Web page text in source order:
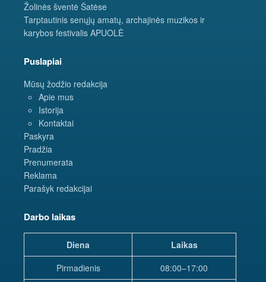
Žolinės šventė Šatėse
Tarptautinis senųjų amatų, archajinės muzikos ir
karybos festivalis APUOLĖ
Puslapiai
Mūsų žodžio redakcija
Apie mus
Istorija
Kontaktai
Paskyra
Pradžia
Prenumerata
Reklama
Parašyk redakcijai
Darbo laikas
Diena
Laikas
Pirmadienis
08:00–17:00